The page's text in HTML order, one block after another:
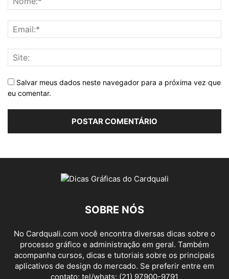
Salvar meus dados neste navegador para a próxima vez que
eu comentar.
SOBRE NÓS
No Cardquali.com você encontra diversas dicas sobre o
processo gráfico e administração em geral. Também
acompanha cursos, dicas e tutoriais sobre os principais
aplicativos de design do mercado. Se preferir entre em
contato: tel/whats: (21) 97900-9791